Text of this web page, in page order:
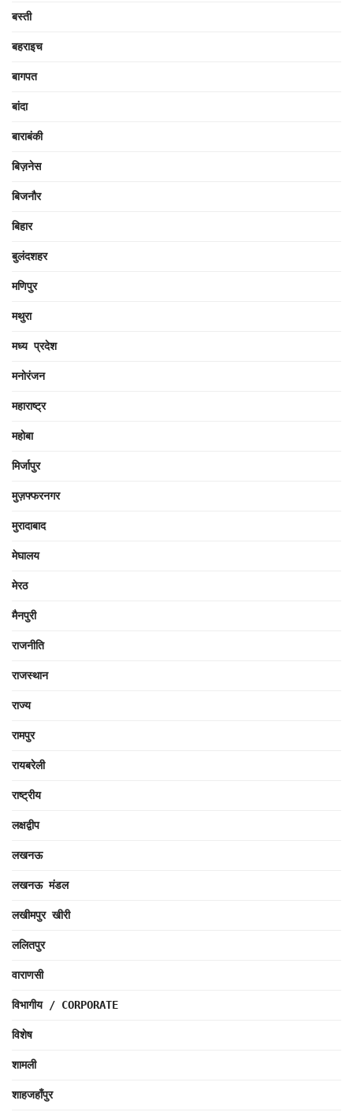
बस्ती
बहराइच
बागपत
बांदा
बाराबंकी
बिज़नेस
बिजनौर
बिहार
बुलंदशहर
मणिपुर
मथुरा
मध्य प्रदेश
मनोरंजन
महाराष्ट्र
महोबा
मिर्जापुर
मुज़फ्फरनगर
मुरादाबाद
मेघालय
मेरठ
मैनपुरी
राजनीति
राजस्थान
राज्य
रामपुर
रायबरेली
राष्ट्रीय
लक्षद्वीप
लखनऊ
लखनऊ मंडल
लखीमपुर खीरी
ललितपुर
वाराणसी
विभागीय / CORPORATE
विशेष
शामली
शाहजहाँपुर